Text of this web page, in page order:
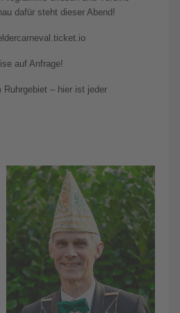
dafür steht dieser Abend!
auf Anfrage!
Ruhrgebiet – hier ist jeder